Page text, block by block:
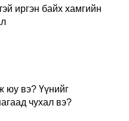
иргэн байх хамгийн
юу вэ? Үүнийг
чухал вэ?